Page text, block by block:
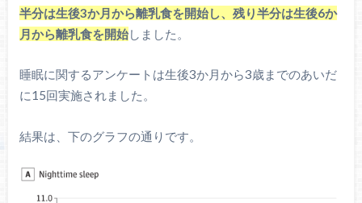
半分は生後3か月から離乳食を開始し、残り半分は生後6か
月から離乳食を開始しました。
睡眠に関するアンケートは生後3か月から3歳までのあいだ
に15回実施されました。
結果は、下のグラフの通りです。